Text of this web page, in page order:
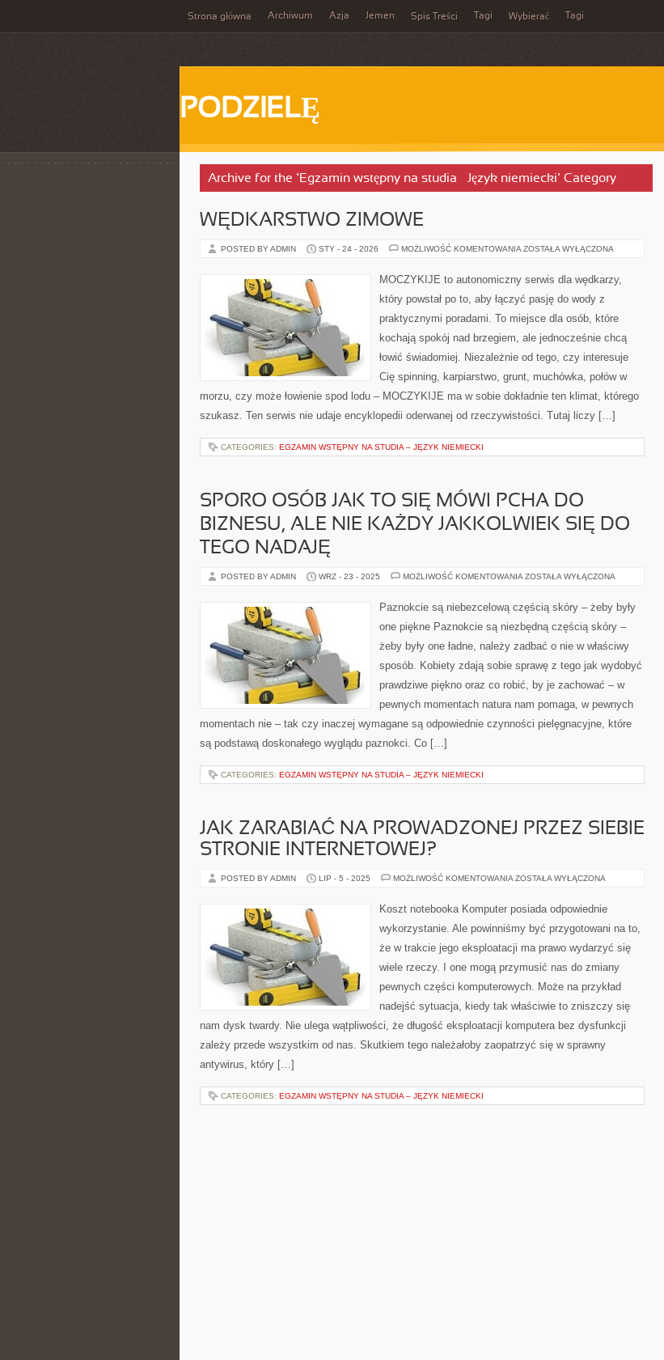
Strona główna Archiwum Azja Jemen Spis Treści Tagi Wybierać Tagi
PODZIELĘ
Archive for the ‘Egzamin wstępny na studia – Język niemiecki’ Category
WĘDKARSTWO ZIMOWE
POSTED BY ADMIN STY - 24 - 2026 MOŻLIWOŚĆ KOMENTOWANIA WĘDKARSTWO
ZOSTAŁA WYŁĄCZONA
MOCZYKIJE to autonomiczny serwis dla wędkarzy,
który powstał po to, aby łączyć pasję do wody z
praktycznymi poradami. To miejsce dla osób, które
kochają spokój nad brzegiem, ale jednocześnie chcą
łowić świadomiej. Niezależnie od tego, czy interesuje
Cię spinning, karpiarstwo, grunt, muchówka, połów w
morzu, czy może łowienie spod lodu – MOCZYKIJE ma w sobie dokładnie ten klimat, którego
szukasz. Ten serwis nie udaje encyklopedii oderwanej od rzeczywistości. Tutaj liczy […]
CATEGORIES: EGZAMIN WSTĘPNY NA STUDIA – JĘZYK NIEMIECKI
SPORO OSÓB JAK TO SIĘ MÓWI PCHA DO
BIZNESU, ALE NIE KAŻDY JAKKOLWIEK SIĘ DO
TEGO NADAJĘ
POSTED BY ADMIN WRZ - 23 - 2025 MOŻLIWOŚĆ KOMENTOWANIA SPORO
TO
SIĘ
PCHA
BIZNESU,
NIE
KAŻDY
JAKKOLWIEK
SIĘ
TEGO
NADAJĘ
ZOSTAŁA WYŁĄCZONA
Paznokcie są niebezcelową częścią skóry – żeby były
one piękne Paznokcie są niezbędną częścią skóry –
żeby były one ładne, należy zadbać o nie w właściwy
sposób. Kobiety zdają sobie sprawę z tego jak wydobyć
prawdziwe piękno oraz co robić, by je zachować – w
pewnych momentach natura nam pomaga, w pewnych
momentach nie – tak czy inaczej wymagane są odpowiednie czynności pielęgnacyjne, które
są podstawą doskonałego wyglądu paznokci. Co […]
CATEGORIES: EGZAMIN WSTĘPNY NA STUDIA – JĘZYK NIEMIECKI
JAK ZARABIAĆ NA PROWADZONEJ PRZEZ SIEBIE
STRONIE INTERNETOWEJ?
POSTED BY ADMIN LIP - 5 - 2025 MOŻLIWOŚĆ KOMENTOWANIA JAK
PROWADZONEJ
PRZEZ
STRONIE
ZOSTAŁA WYŁĄCZONA
Koszt notebooka Komputer posiada odpowiednie
wykorzystanie. Ale powinniśmy być przygotowani na to,
że w trakcie jego eksploatacji ma prawo wydarzyć się
wiele rzeczy. I one mogą przymusić nas do zmiany
pewnych części komputerowych. Może na przykład
nadejść sytuacja, kiedy tak właściwie to zniszczy się
nam dysk twardy. Nie ulega wątpliwości, że długość eksploatacji komputera bez dysfunkcji
zależy przede wszystkim od nas. Skutkiem tego należałoby zaopatrzyć się w sprawny
antywirus, który […]
CATEGORIES: EGZAMIN WSTĘPNY NA STUDIA – JĘZYK NIEMIECKI